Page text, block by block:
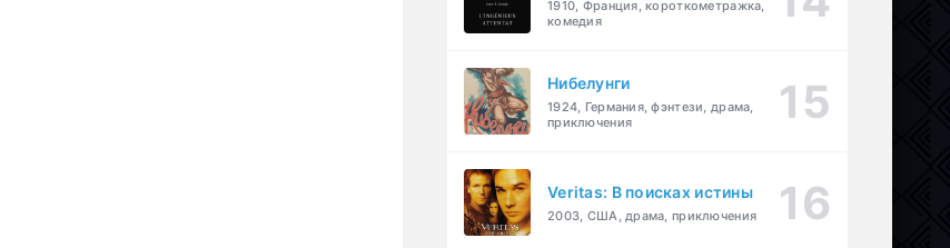
1910, Франция, короткометражка,
комедия
Нибелунги
1924, Германия, фэнтези, драма,
приключения
Veritas: В поисках истины
2003, США, драма, приключения